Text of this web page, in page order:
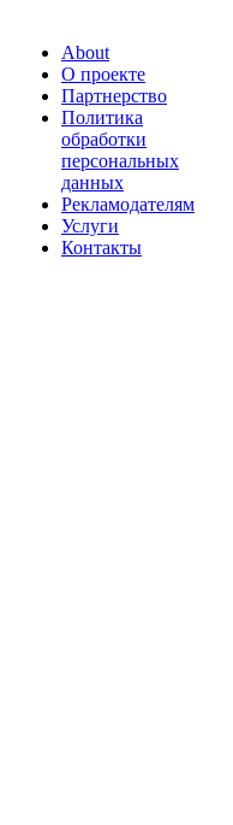
About
О проекте
Партнерство
Политика
обработки
персональных
данных
Рекламодателям
Услуги
Контакты